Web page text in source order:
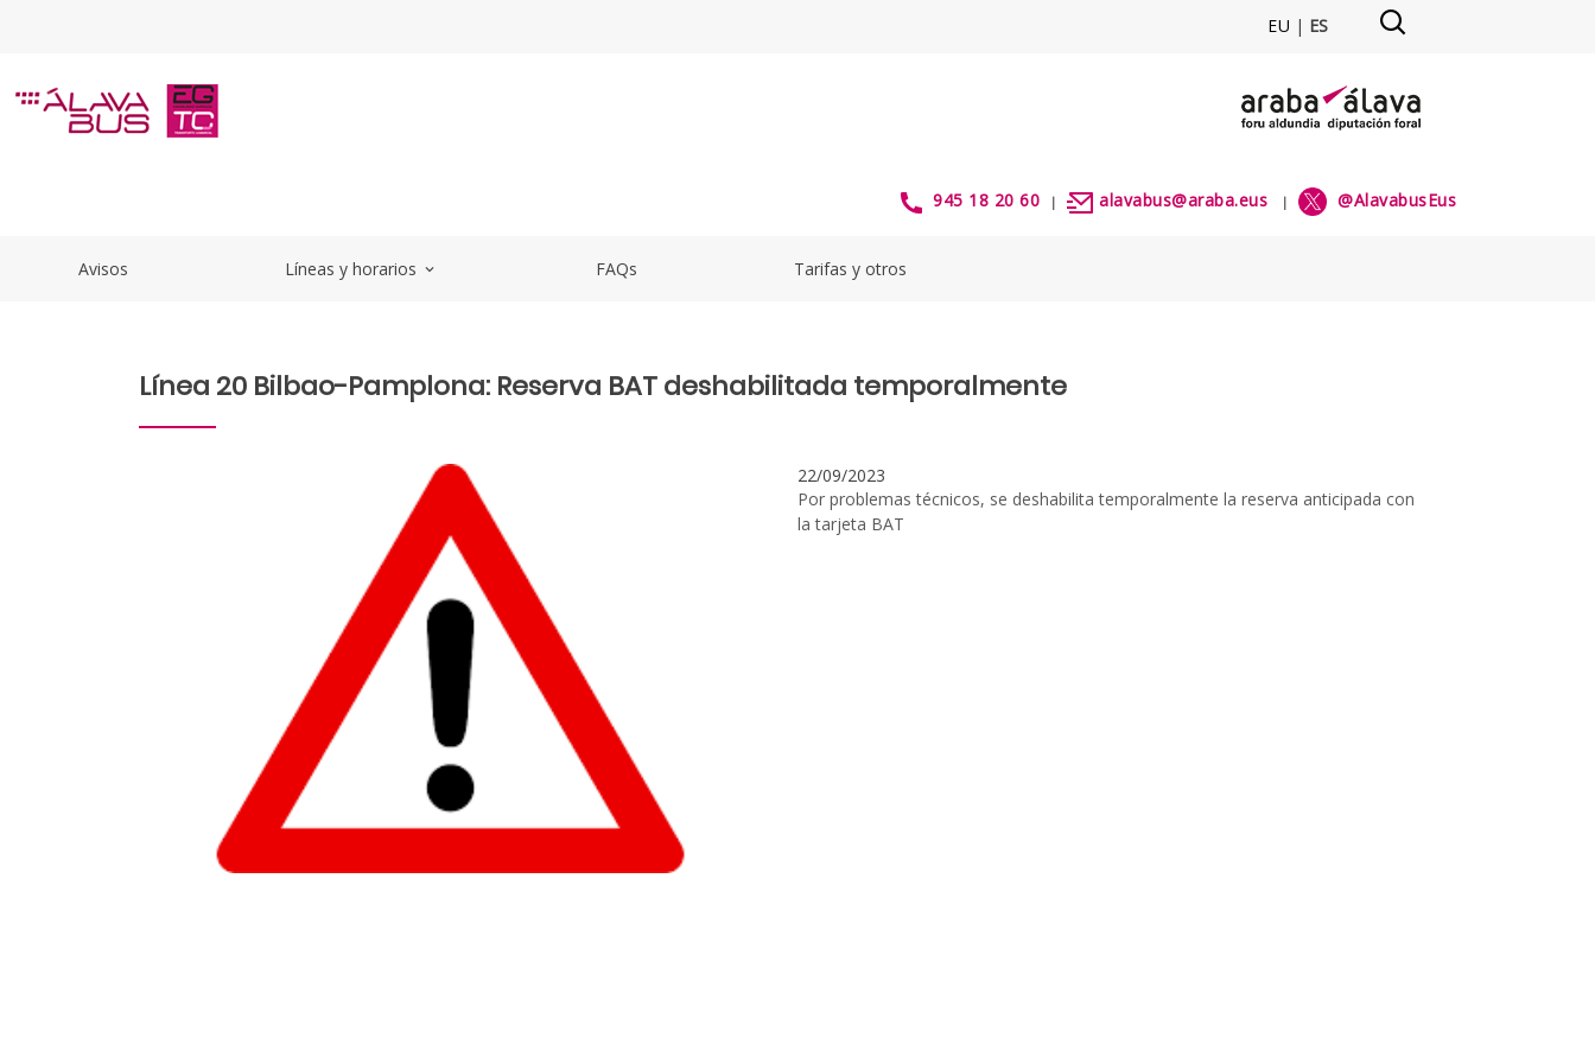
EU | ES
Linea20DeshabilitadaReservaBATTemporalmenteSep2023 - alavabus
945 18 20 60 | alavabus@araba.eus | @AlavabusEus
Avisos Líneas y horarios expand_more FAQs Tarifas y otros
Línea 20 Bilbao-Pamplona: Reserva BAT deshabilitada temporalmente
22/09/2023
Por problemas técnicos, se deshabilita temporalmente la reserva anticipada con
la tarjeta BAT